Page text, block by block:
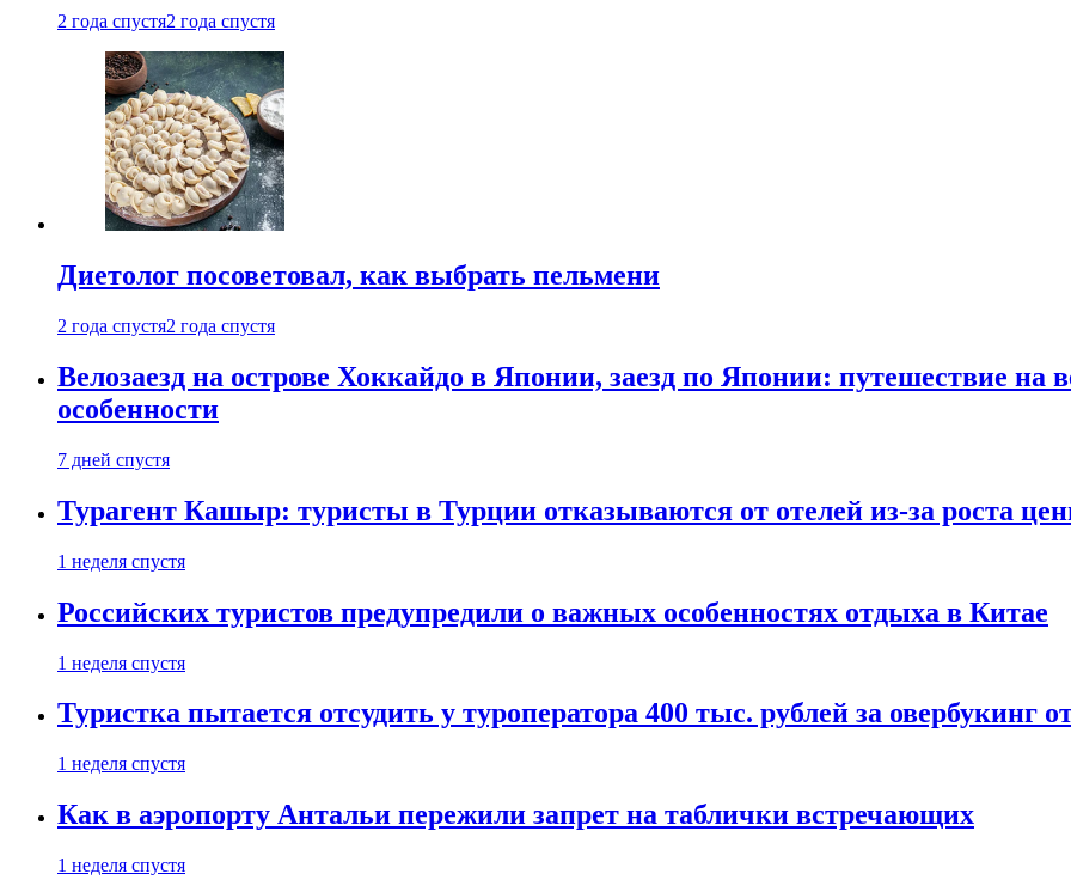
2 года спустя2 года спустя
Диетолог посоветовал, как выбрать пельмени
2 года спустя2 года спустя
Велозаезд на острове Хоккайдо в Японии, заезд по Японии: путешествие на
особенности
7 дней спустя
Турагент Кашыр: туристы в Турции отказываются от отелей из-за роста
1 неделя спустя
Российских туристов предупредили о важных особенностях отдыха в Китае
1 неделя спустя
Туристка пытается отсудить у туроператора 400 тыс. рублей за овербукинг
1 неделя спустя
Как в аэропорту Антальи пережили запрет на таблички встречающих
1 неделя спустя